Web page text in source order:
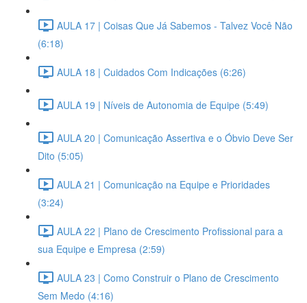
AULA 17 | Coisas Que Já Sabemos - Talvez Você Não
(6:18)
AULA 18 | Cuidados Com Indicações (6:26)
AULA 19 | Níveis de Autonomia de Equipe (5:49)
AULA 20 | Comunicação Assertiva e o Óbvio Deve Ser
Dito (5:05)
AULA 21 | Comunicação na Equipe e Prioridades
(3:24)
AULA 22 | Plano de Crescimento Profissional para a
sua Equipe e Empresa (2:59)
AULA 23 | Como Construir o Plano de Crescimento
Sem Medo (4:16)